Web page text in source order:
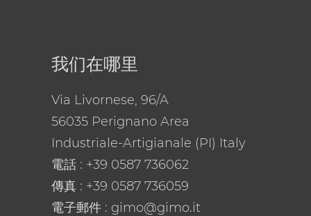
我们在哪里
Via Livornese, 96/A
56035 Perignano Area
Industriale-Artigianale (PI) Italy
電話 : +39 0587 736062
傳真 : +39 0587 736059
電子郵件 : gimo@gimo.it